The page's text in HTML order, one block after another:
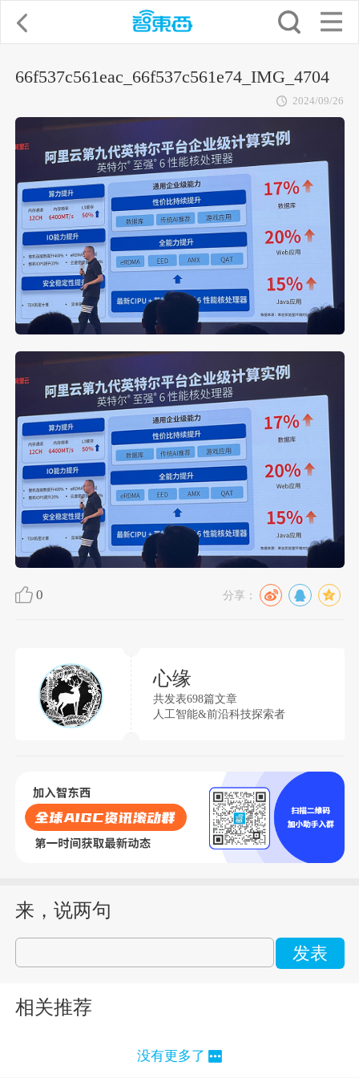
66f537c561eac_66f537c561e74_IMG_4704
2024/09/26
0 分享：
心缘
共发表698篇文章
人工智能&前沿科技探索者
来，说两句
发表
相关推荐
没有更多了